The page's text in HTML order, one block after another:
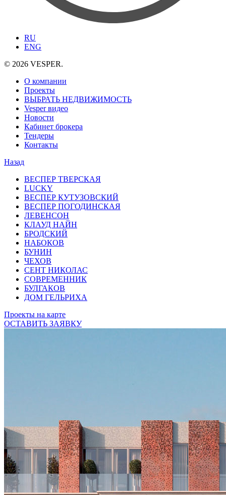
RU
ENG
© 2026 VESPER.
О компании
Проекты
ВЫБРАТЬ НЕДВИЖИМОСТЬ
Vesper видео
Новости
Кабинет брокера
Тендеры
Контакты
Назад
ВЕСПЕР ТВЕРСКАЯ
LUCKY
ВЕСПЕР КУТУЗОВСКИЙ
ВЕСПЕР ПОГОДИНСКАЯ
ЛЕВЕНСОН
КЛАУД НАЙН
БРОДСКИЙ
НАБОКОВ
БУНИН
ЧЕХОВ
СЕНТ НИКОЛАС
СОВРЕМЕННИК
БУЛГАКОВ
ДОМ ГЕЛЬРИХА
Проекты на карте
ОСТАВИТЬ ЗАЯВКУ